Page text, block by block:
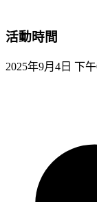
活動時間
2025年9月4日 下